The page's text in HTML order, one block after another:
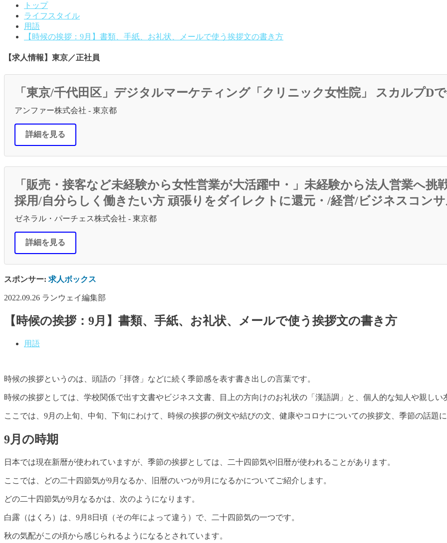
トップ
ライフスタイル
用語
【時候の挨拶：9月】書類、手紙、お礼状、メールで使う挨拶文の書き方
【求人情報】東京／正社員
「東京/千代田区」デジタルマーケティング「クリニック女性院」 スカルプD
アンファー株式会社 - 東京都
詳細を見る
「販売・接客など未経験から女性営業が大活躍中・」未経験から法人営業へ
採用/自分らしく働きたい方 頑張りをダイレクトに還元・/経営/ビジネスコン
ゼネラル・パーチェス株式会社 - 東京都
詳細を見る
スポンサー: 求人ボックス
2022.09.26 ランウェイ編集部
【時候の挨拶：9月】書類、手紙、お礼状、メールで使う挨拶文の書き方
用語
時候の挨拶というのは、頭語の「拝啓」などに続く季節感を表す書き出しの言葉です。
時候の挨拶としては、学校関係で出す文書やビジネス文書、目上の方向けのお礼状の「漢語調」と、個人的な知人や親し
ここでは、9月の上旬、中旬、下旬にわけて、時候の挨拶の例文や結びの文、健康やコロナについての挨拶文、季節の話題
9月の時期
日本では現在新暦が使われていますが、季節の挨拶としては、二十四節気や旧暦が使われることがあります。
ここでは、どの二十四節気が9月なるか、旧暦のいつが9月になるかについてご紹介します。
どの二十四節気が9月なるかは、次のようになります。
白露（はくろ）は、9月8日頃（その年によって違う）で、二十四節気の一つです。
秋の気配がこの頃から感じられるようになるとされています。